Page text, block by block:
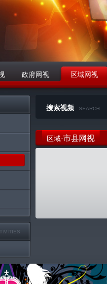
政府网视 区域网视
搜索视频 SEARCH
区域·市县网视